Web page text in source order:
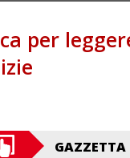
per
GAZZETTA